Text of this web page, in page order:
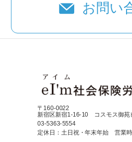
お問い
〒160-0022
新宿区新宿1-16-10 コスモス御苑
03-5363-5554
定休日：土日祝・年末年始 営業